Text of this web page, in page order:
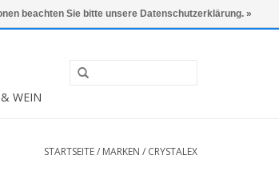
Mein Konto / Kundenkonto anlegen
WEIN
STARTSEITE/ MARKEN / CRYSTALEX
beachten Sie bitte unsere Datenschutzerklärung. »